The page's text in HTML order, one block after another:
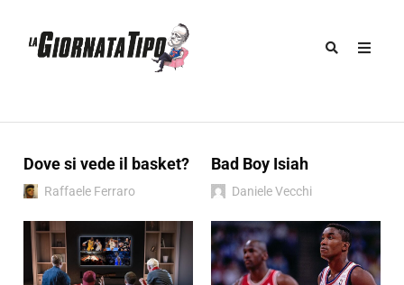
Dove si vede il basket?
Raffaele Ferraro
Bad Boy Isiah
Daniele Vecchi